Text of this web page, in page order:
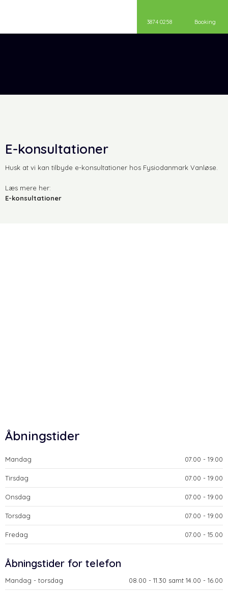
3874 0258 Booking
E-konsultationer
​Husk at vi kan tilbyde e-konsultationer hos Fysiodanmark Vanløse.
Læs mere her:
E-konsultationer
Åbningstider
Mandag ​07.00 - 19.00​
Tirsdag ​07.00 - 19.00​
Onsdag ​07.00 - 19.00​
Torsdag ​07.00 - 19.00​
Fredag ​07.00 - 15.00​
​Åbningstider for telefon
Mandag - torsdag​ ​08.00 - 11.30 samt 14.00 - 16.00​